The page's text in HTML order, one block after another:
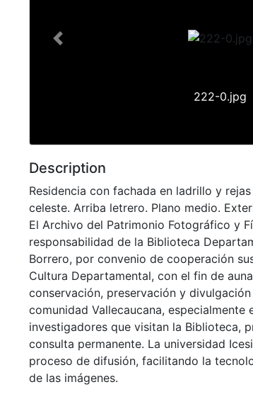
222-0.jpg
Previous
Description
Residencia con fachada en ladrillo y
celeste. Arriba letrero. Plano medio.
El Archivo del Patrimonio Fotográfico y
responsabilidad de la Biblioteca
Borrero, por convenio de cooperación
Cultura Departamental, con el fin de
conservación, preservación y
comunidad Vallecaucana, especialmente
investigadores que visitan la Biblioteca,
consulta permanente. La universidad
proceso de difusión, facilitando la
de las imágenes.